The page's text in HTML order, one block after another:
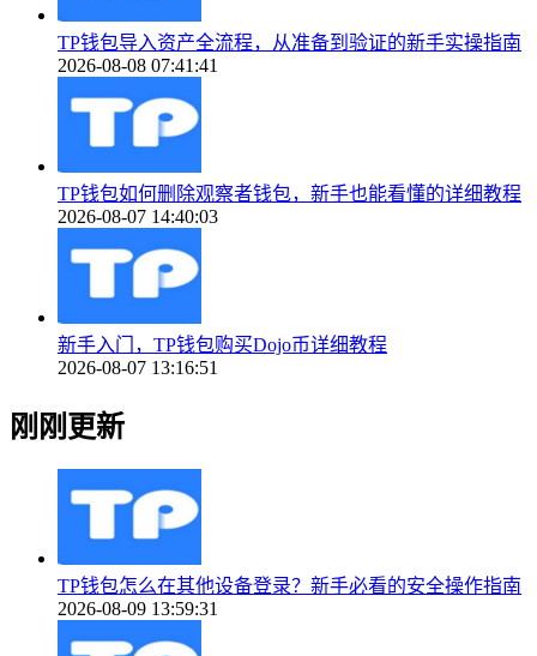
TP钱包导入资产全流程，从准备到验证的新手实操指南
2026-08-08 07:41:41
TP钱包如何删除观察者钱包，新手也能看懂的详细教程
2026-08-07 14:40:03
新手入门，TP钱包购买Dojo币详细教程
2026-08-07 13:16:51
刚刚更新
TP钱包怎么在其他设备登录？新手必看的安全操作指南
2026-08-09 13:59:31